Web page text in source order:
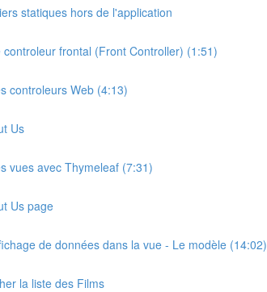
statiques hors de l'application
controleur frontal (Front Controller) (1:51)
controleurs Web (4:13)
Us
vues avec Thymeleaf (7:31)
Us page
de données dans la vue - Le modèle (14:02)
la liste des Films